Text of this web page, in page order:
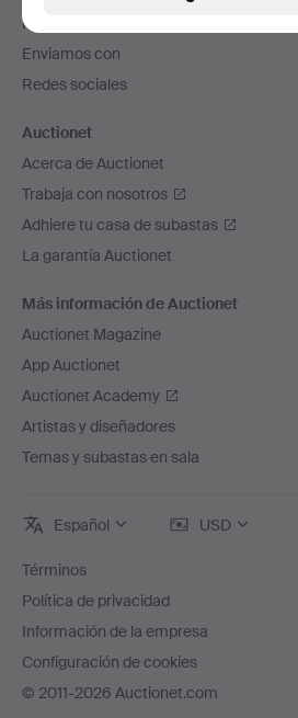
de
página
Modos de pago
Enviamos con
Redes sociales
Auctionet
Acerca de Auctionet
Trabaja con nosotros
Adhiere tu casa de subastas
La garantía Auctionet
Más información de Auctionet
Auctionet Magazine
App Auctionet
Auctionet Academy
Artistas y diseñadores
Temas y subastas en sala
Español USD
Términos
Política de privacidad
Información de la empresa
Configuración de cookies
© 2011-2026 Auctionet.com